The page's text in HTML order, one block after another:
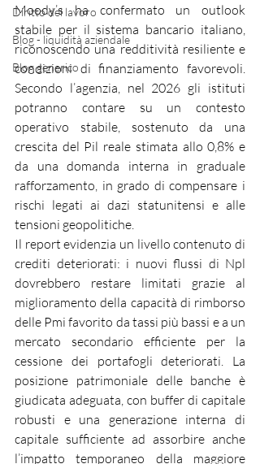
Diritto del lavoro
Blog - liquidità aziendale
Blog generico
Moody’s ha confermato un outlook
stabile per il sistema bancario italiano,
riconoscendo una redditività resiliente e
condizioni di finanziamento favorevoli.
Secondo l’agenzia, nel 2026 gli istituti
potranno contare su un contesto
operativo stabile, sostenuto da una
crescita del Pil reale stimata allo 0,8% e
da una domanda interna in graduale
rafforzamento, in grado di compensare i
rischi legati ai dazi statunitensi e alle
tensioni geopolitiche.
Il report evidenzia un livello contenuto di
crediti deteriorati: i nuovi flussi di Npl
dovrebbero restare limitati grazie al
miglioramento della capacità di rimborso
delle Pmi favorito da tassi più bassi e a un
mercato secondario efficiente per la
cessione dei portafogli deteriorati. La
posizione patrimoniale delle banche è
giudicata adeguata, con buffer di capitale
robusti e una generazione interna di
capitale sufficiente ad assorbire anche
l’impatto temporaneo della maggiore